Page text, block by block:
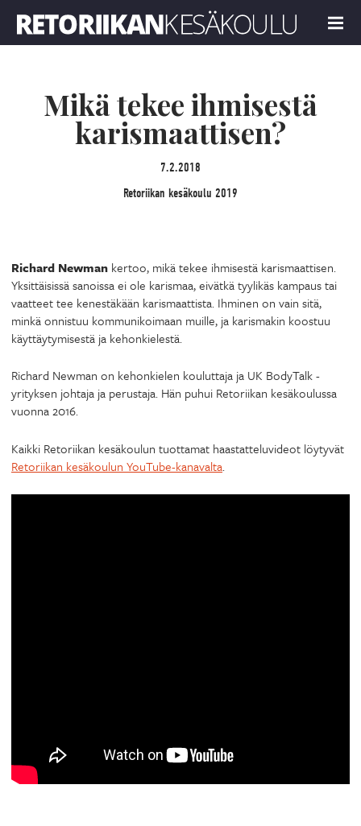
MENU
Mikä tekee ihmisestä
karismaattisen?
7.2.2018
Retoriikan kesäkoulu 2019
Richard Newman kertoo, mikä tekee ihmisestä karismaattisen.
Yksittäisissä sanoissa ei ole karismaa, eivätkä tyylikäs kampaus tai
vaatteet tee kenestäkään karismaattista. Ihminen on vain sitä,
minkä onnistuu kommunikoimaan muille, ja karismakin koostuu
käyttäytymisestä ja kehonkielestä.
Richard Newman on kehonkielen kouluttaja ja UK BodyTalk -
yrityksen johtaja ja perustaja. Hän puhui Retoriikan kesäkoulussa
vuonna 2016.
Kaikki Retoriikan kesäkoulun tuottamat haastatteluvideot löytyvät
Retoriikan kesäkoulun YouTube-kanavalta.